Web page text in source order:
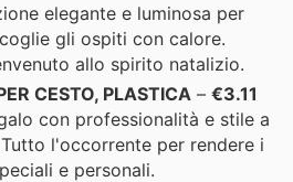
elegante e luminosa per
gli ospiti con calore.
allo spirito natalizio.
CESTO, PLASTICA – €3.11
con professionalità e stile a
l'occorrente per rendere i
e personali.